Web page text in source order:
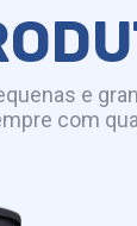
e
com